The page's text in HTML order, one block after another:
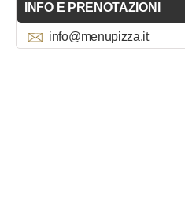
INFO E PRENOTAZIONI
info@menupizza.it